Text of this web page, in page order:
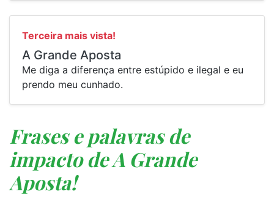
Terceira mais vista!
A Grande Aposta
Me diga a diferença entre estúpido e ilegal e eu
prendo meu cunhado.
Frases e palavras de
impacto de A Grande
Aposta!